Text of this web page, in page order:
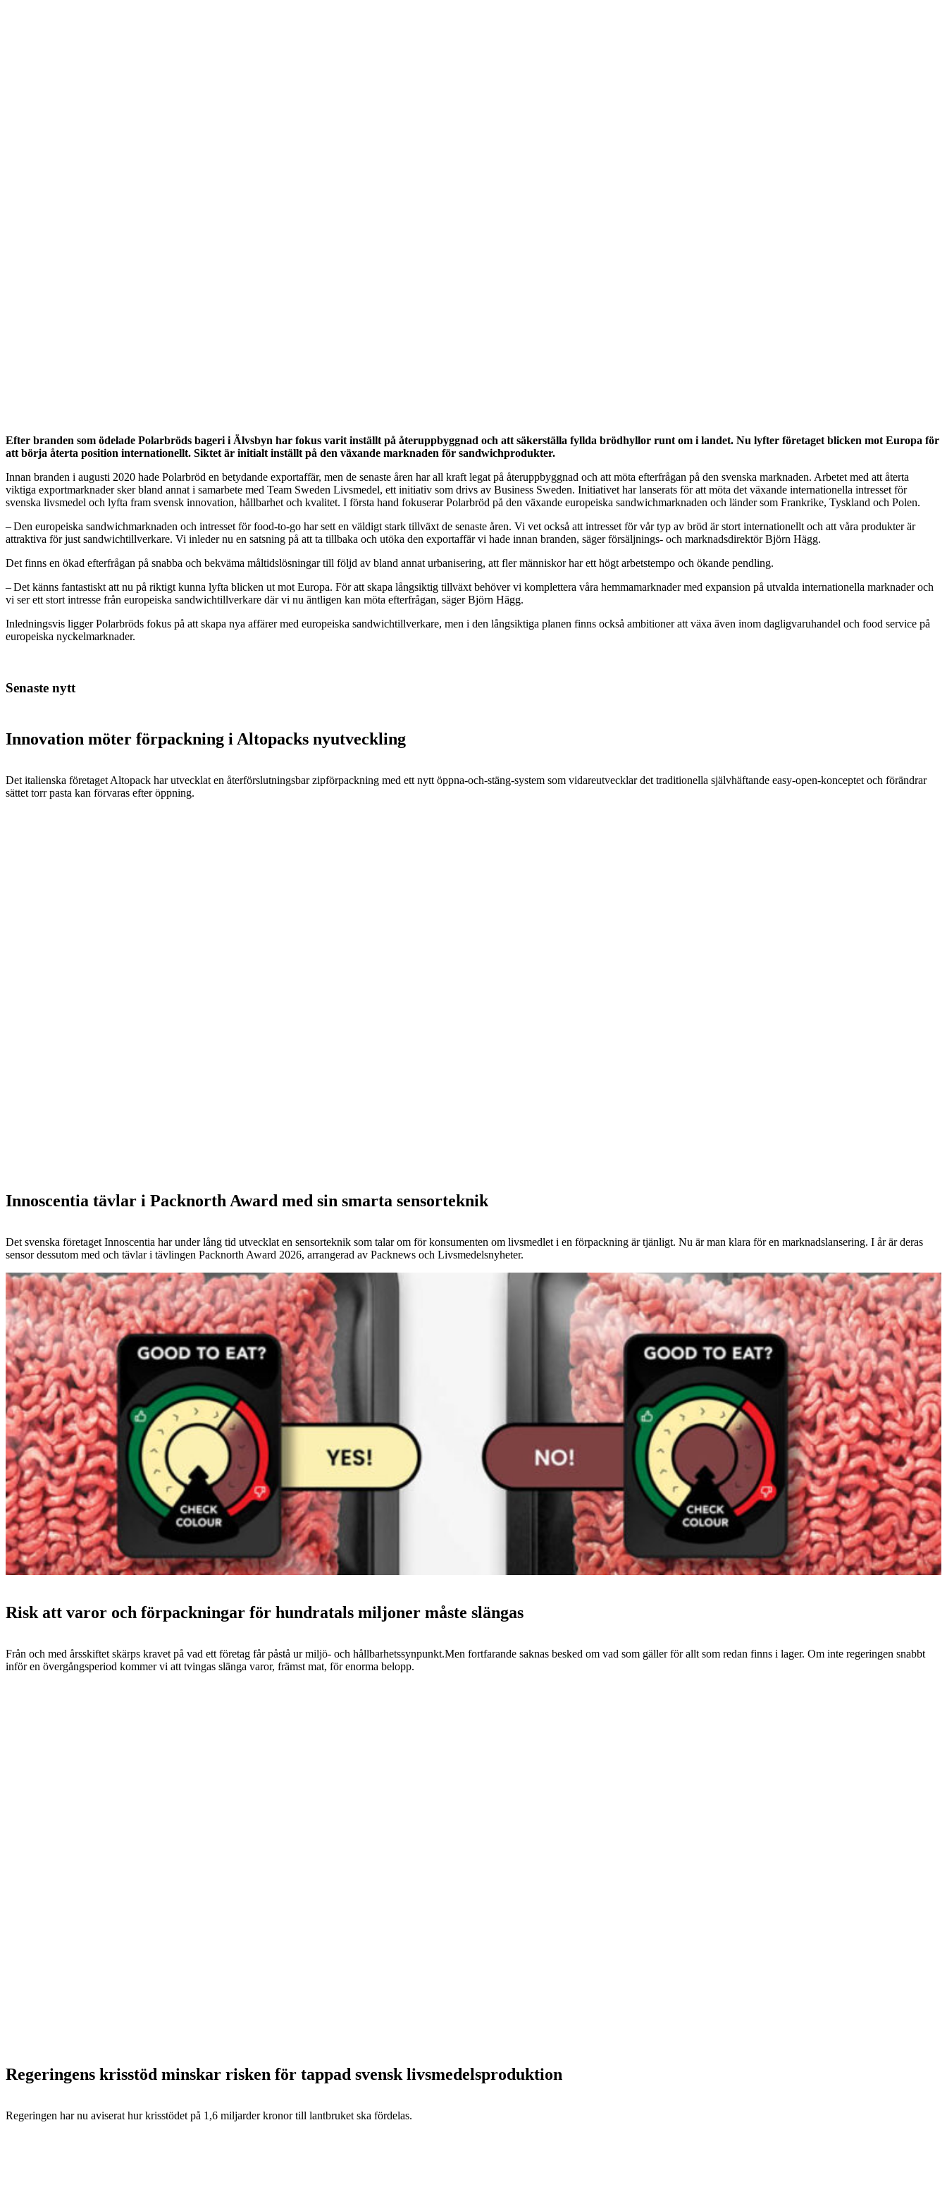
Efter branden som ödelade Polarbröds bageri i Älvsbyn har fokus varit inställt på återuppbyggnad och att säkerställa fyllda brödhyllor runt om i landet. Nu lyfter företaget blicken mot Europa för
att börja återta position internationellt. Siktet är initialt inställt på den växande marknaden för sandwichprodukter.
Innan branden i augusti 2020 hade Polarbröd en betydande exportaffär, men de senaste åren har all kraft legat på återuppbyggnad och att möta efterfrågan på den svenska marknaden. Arbetet med att återta
viktiga exportmarknader sker bland annat i samarbete med Team Sweden Livsmedel, ett initiativ som drivs av Business Sweden. Initiativet har lanserats för att möta det växande internationella intresset för
svenska livsmedel och lyfta fram svensk innovation, hållbarhet och kvalitet. I första hand fokuserar Polarbröd på den växande europeiska sandwichmarknaden och länder som Frankrike, Tyskland och Polen.
– Den europeiska sandwichmarknaden och intresset för food-to-go har sett en väldigt stark tillväxt de senaste åren. Vi vet också att intresset för vår typ av bröd är stort internationellt och att våra produkter är
attraktiva för just sandwichtillverkare. Vi inleder nu en satsning på att ta tillbaka och utöka den exportaffär vi hade innan branden, säger försäljnings- och marknadsdirektör Björn Hägg.
Det finns en ökad efterfrågan på snabba och bekväma måltidslösningar till följd av bland annat urbanisering, att fler människor har ett högt arbetstempo och ökande pendling.
– Det känns fantastiskt att nu på riktigt kunna lyfta blicken ut mot Europa. För att skapa långsiktig tillväxt behöver vi komplettera våra hemmamarknader med expansion på utvalda internationella marknader och
vi ser ett stort intresse från europeiska sandwichtillverkare där vi nu äntligen kan möta efterfrågan, säger Björn Hägg.
Inledningsvis ligger Polarbröds fokus på att skapa nya affärer med europeiska sandwichtillverkare, men i den långsiktiga planen finns också ambitioner att växa även inom dagligvaruhandel och food service på
europeiska nyckelmarknader.
Senaste nytt
Innovation möter förpackning i Altopacks nyutveckling
Det italienska företaget Altopack har utvecklat en återförslutningsbar zipförpackning med ett nytt öppna-och-stäng-system som vidareutvecklar det traditionella självhäftande easy-open-konceptet och förändrar
sättet torr pasta kan förvaras efter öppning.
Innoscentia tävlar i Packnorth Award med sin smarta sensorteknik
Det svenska företaget Innoscentia har under lång tid utvecklat en sensorteknik som talar om för konsumenten om livsmedlet i en förpackning är tjänligt. Nu är man klara för en marknadslansering. I år är deras
sensor dessutom med och tävlar i tävlingen Packnorth Award 2026, arrangerad av Packnews och Livsmedelsnyheter.
Risk att varor och förpackningar för hundratals miljoner måste slängas
Från och med årsskiftet skärps kravet på vad ett företag får påstå ur miljö- och hållbarhetssynpunkt.Men fortfarande saknas besked om vad som gäller för allt som redan finns i lager. Om inte regeringen snabbt
inför en övergångsperiod kommer vi att tvingas slänga varor, främst mat, för enorma belopp.
Regeringens krisstöd minskar risken för tappad svensk livsmedelsproduktion
Regeringen har nu aviserat hur krisstödet på 1,6 miljarder kronor till lantbruket ska fördelas.